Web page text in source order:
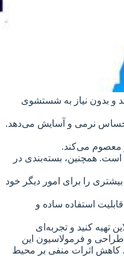
و بدون نیاز به شستشوی
احساس نرمی و آسایش می‌دهد.
معصوم می‌کند.
همچنین، بسته‌بندی در
را برای امور دیگر خود
استفاده ساده و
تهیه کنید و تجربه‌ای
طراحی و فرمولاسیون این
کاهش اثرات منفی بر محیط